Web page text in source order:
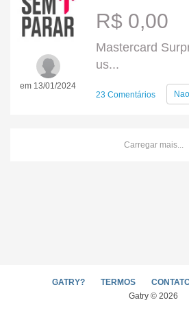
em 13/01/2024
R$ 0,00
Mastercard
us...
23 Comentários
Carregar mais...
GATRY? TERMOS
Gatry © 2026